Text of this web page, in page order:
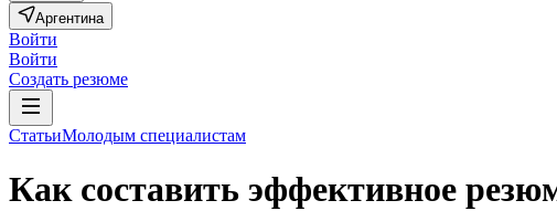
Аргентина
Войти
Войти
Создать резюме
СтатьиМолодым специалистам
Как составить эффективное